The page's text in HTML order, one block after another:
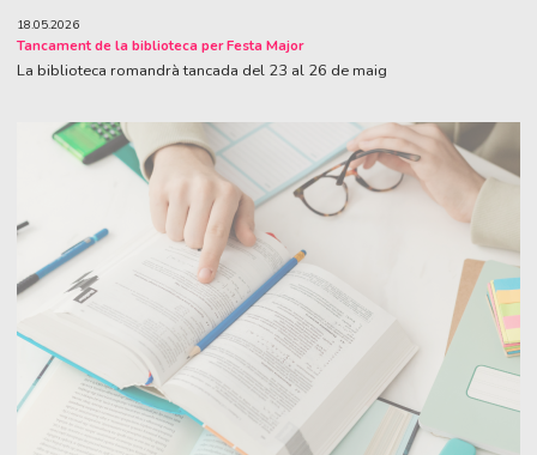
18.05.2026
Tancament de la biblioteca per Festa Major
La biblioteca romandrà tancada del 23 al 26 de maig